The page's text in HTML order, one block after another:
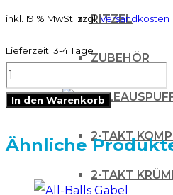
RITZEL
ZUBEHÖR
2-TAKT
2-TAKT
inkl. 19 % MwSt. zzgl.Versandkosten
Lieferzeit: 3-4 Tage
RTechmx
Kühlerspoiler
250
In den Warenkorb
Ähnliche